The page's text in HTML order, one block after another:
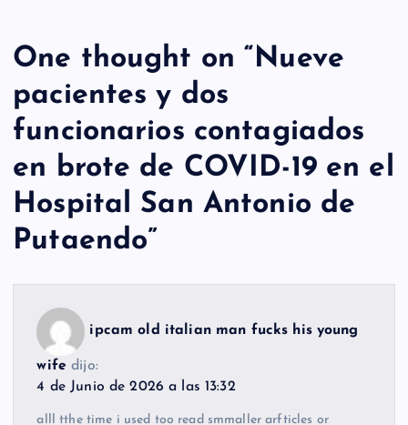
One thought on “Nueve
pacientes y dos
funcionarios contagiados
en brote de COVID-19 en el
Hospital San Antonio de
Putaendo”
ipcam old italian man fucks his young
wife dijo:
4 de Junio de 2026 a las 13:32
alll tthe time i used too read smmaller arfticles or